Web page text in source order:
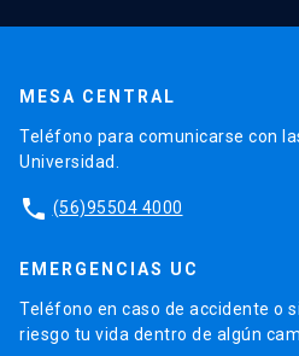
MESA CENTRAL
Teléfono para comunicarse con
Universidad.
phone (56)95504 4000
EMERGENCIAS UC
Teléfono en caso de accidente o
riesgo tu vida dentro de algún